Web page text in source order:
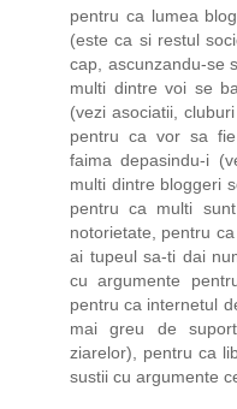
pentru ca lumea
(este ca si restul
cap, ascunzandu-se
multi dintre voi se
(vezi asociatii,
pentru ca vor sa
faima depasindu-i
multi dintre bloggeri
pentru ca multi
notorietate, pentru
ai tupeul sa-ti dai
cu argumente
pentru ca internetul
mai greu de
ziarelor), pentru ca
sustii cu argumente